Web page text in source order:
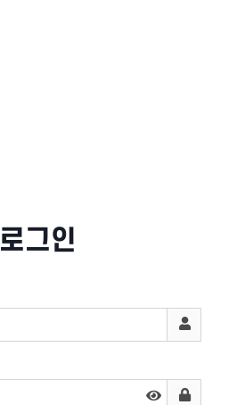
로그인